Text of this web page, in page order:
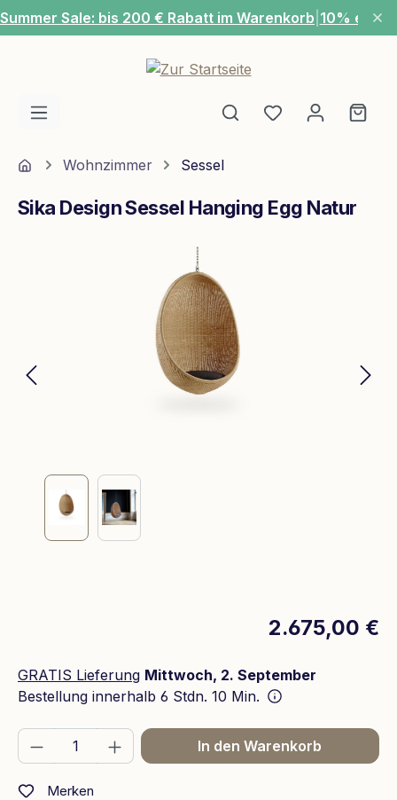
Zum Hauptinhalt springen
Summer Sale: bis 200 € Rabatt im Warenkorb 10% extra
Du hast 0
HomeWohnzimmer Sessel
Sika Design Sessel Hanging Egg Natur
2.675,00 €
GRATIS Lieferung Mittwoch, 2. September
Bestellung innerhalb 6 Stdn. 10 Min.
Produkt Anzahl: Gib den gewünschten
In den Warenkorb
Merken